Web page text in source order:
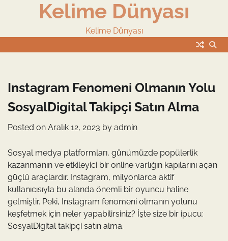
Kelime Dünyası
Kelime Dünyası
Instagram Fenomeni Olmanın Yolu
SosyalDigital Takipçi Satın Alma
Posted on Aralık 12, 2023 by admin
Sosyal medya platformları, günümüzde popülerlik
kazanmanın ve etkileyici bir online varlığın kapılarını açan
güçlü araçlardır. Instagram, milyonlarca aktif
kullanıcısıyla bu alanda önemli bir oyuncu haline
gelmiştir. Peki, Instagram fenomeni olmanın yolunu
keşfetmek için neler yapabilirsiniz? İşte size bir ipucu:
SosyalDigital takipçi satın alma.